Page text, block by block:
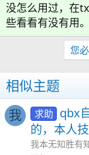
没怎么用过，在
些看看有没有用。
您
相似主题
我 求助 qbx
的，本人
我本无知胜有